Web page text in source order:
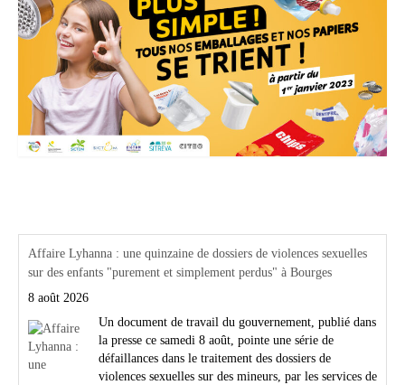
Affaire Lyhanna : une quinzaine de dossiers de violences sexuelles
sur des enfants "purement et simplement perdus" à Bourges
8 août 2026
Un document de travail du gouvernement, publié dans
la presse ce samedi 8 août, pointe une série de
défaillances dans le traitement des dossiers de
violences sexuelles sur des mineurs, par les services de